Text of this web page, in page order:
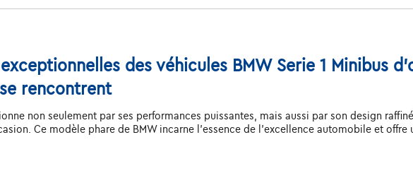
des véhicules BMW Serie 1 Minibus
rencontrent
non seulement par ses performances puissantes, mais aussi par son design
Ce modèle phare de BMW incarne l'essence de l'excellence automobile et